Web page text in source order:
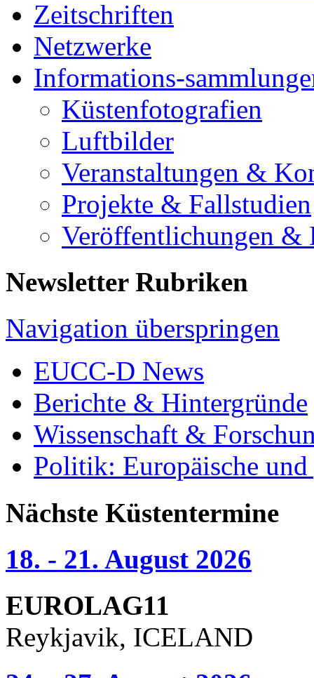
Zeitschriften
Netzwerke
Informations-
Küstenfotografien
Luftbilder
Veranstaltungen &
Projekte & Fallstudien
Veröffentlichungen &
Newsletter Rubriken
Navigation überspringen
EUCC-D News
Berichte & Hintergründe
Wissenschaft &
Politik: Europäische
Nächste Küstentermine
18. - 21. August 2026
EUROLAG11
Reykjavik, ICELAND